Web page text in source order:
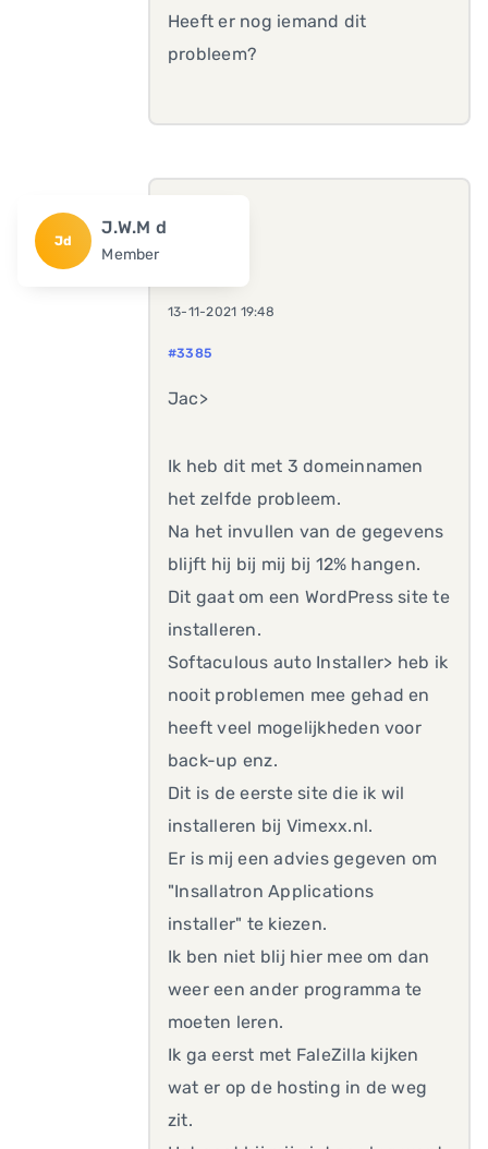
Heeft er nog iemand dit
probleem?
Jd
J.W.M d
Member
13-11-2021 19:48
#3385
Jac>
Ik heb dit met 3 domeinnamen
het zelfde probleem.
Na het invullen van de gegevens
blijft hij bij mij bij 12% hangen.
Dit gaat om een WordPress site te
installeren.
Softaculous auto Installer> heb ik
nooit problemen mee gehad en
heeft veel mogelijkheden voor
back-up enz.
Dit is de eerste site die ik wil
installeren bij Vimexx.nl.
Er is mij een advies gegeven om
"Insallatron Applications
installer" te kiezen.
Ik ben niet blij hier mee om dan
weer een ander programma te
moeten leren.
Ik ga eerst met FaleZilla kijken
wat er op de hosting in de weg
zit.